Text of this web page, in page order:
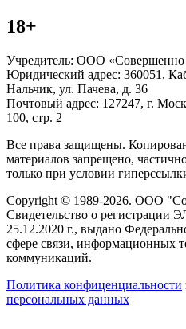
18+
Учредитель: ООО «Совершенно
Юридический адрес: 360051,
Нальчик, ул. Пачева, д. 36
Почтовый адрес: 127247, г.
100, стр. 2
Все права защищены.
материалов запрещено,
только при условии
Copyright © 1989-2026. ООО
Свидетельство о регистрации
25.12.2020 г., выдано
сфере связи, информационных
коммуникаций.
Политика конфиценциальности
персональных данных